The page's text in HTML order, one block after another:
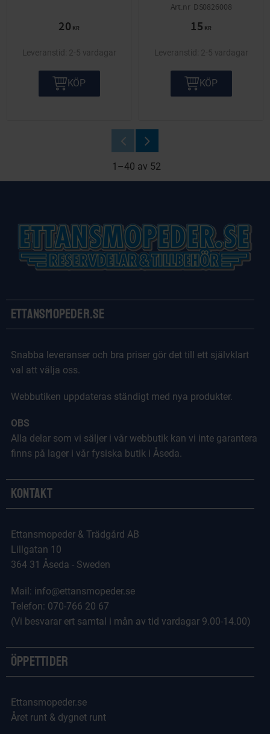
20 KR
2-5 vardagar
KÖP
DS0826008
15 KR
2-5 vardagar
KÖP
1–40 av 52
Ettansmopeder.se
Snabba leveranser och bra priser gör det till ett självklart
val att välja oss.
Webbutiken uppdateras ständigt med nya produkter.
OBS
Alla delar som vi säljer i vår webbutik kan vi inte garantera
finns på lager i vår fysiska butik i Åseda.
Kontakt
Ettansmopeder & Trädgård AB
Lillgatan 10
364 31 Åseda - Sweden
Mail: info@ettansmopeder.se
Telefon: 070-766 20 67
(Vi besvarar ert samtal i mån av tid vardagar 9.00-14.00)
Öppettider
Ettansmopeder.se
Året runt & dygnet runt